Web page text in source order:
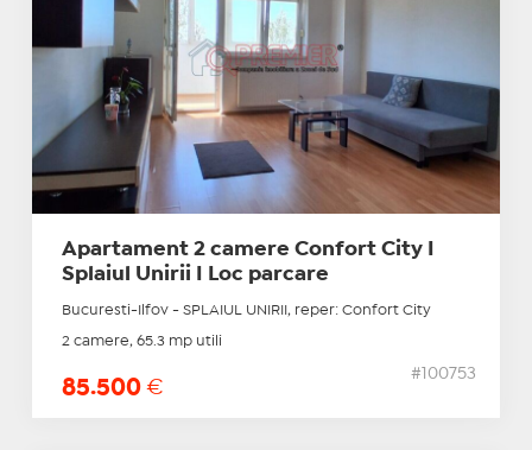
Apartament 2 camere Confort City I
Splaiul Unirii I Loc parcare
Bucuresti-Ilfov - SPLAIUL UNIRII, reper: Confort City
2 camere, 65.3 mp utili
85.500 €
#100753